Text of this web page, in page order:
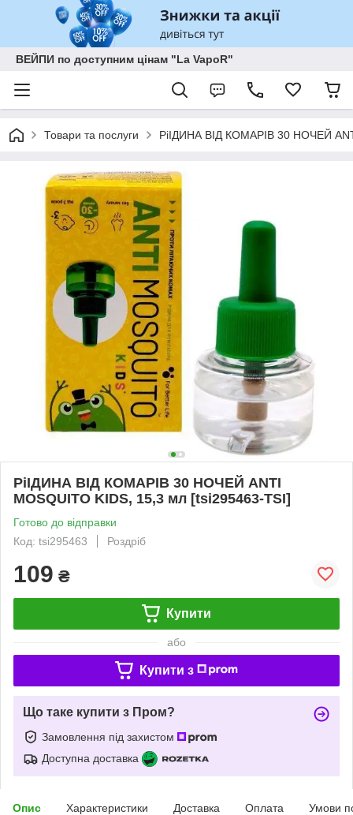
ВЕЙПИ по доступним цінам "La VapoR"
Товари та послуги РіІДИНА ВІД КОМАРІВ 30 НОЧЕЙ
РіІДИНА ВІД КОМАРІВ 30 НОЧЕЙ ANTI
MOSQUITO KIDS, 15,3 мл [tsi295463-TSI]
Готово до відправки
Код: tsi295463
Роздріб
109 ₴
Купити
або
Купити з
Що таке купити з Пром?
Замовлення під захистом
Доступна доставка
Опис Характеристики Доставка Оплата Умови